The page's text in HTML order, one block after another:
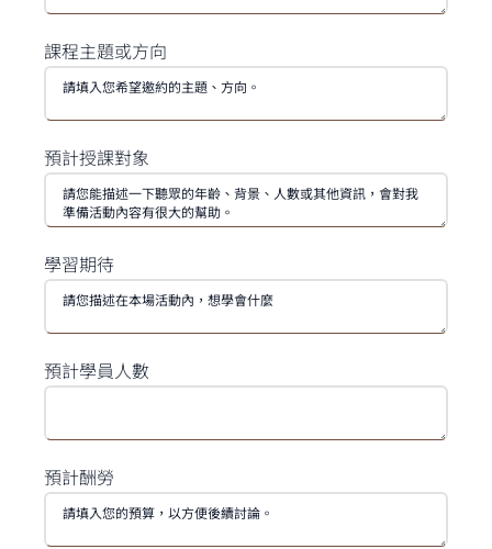
課程主題或方向
預計授課對象
學習期待
預計學員人數
預計酬勞